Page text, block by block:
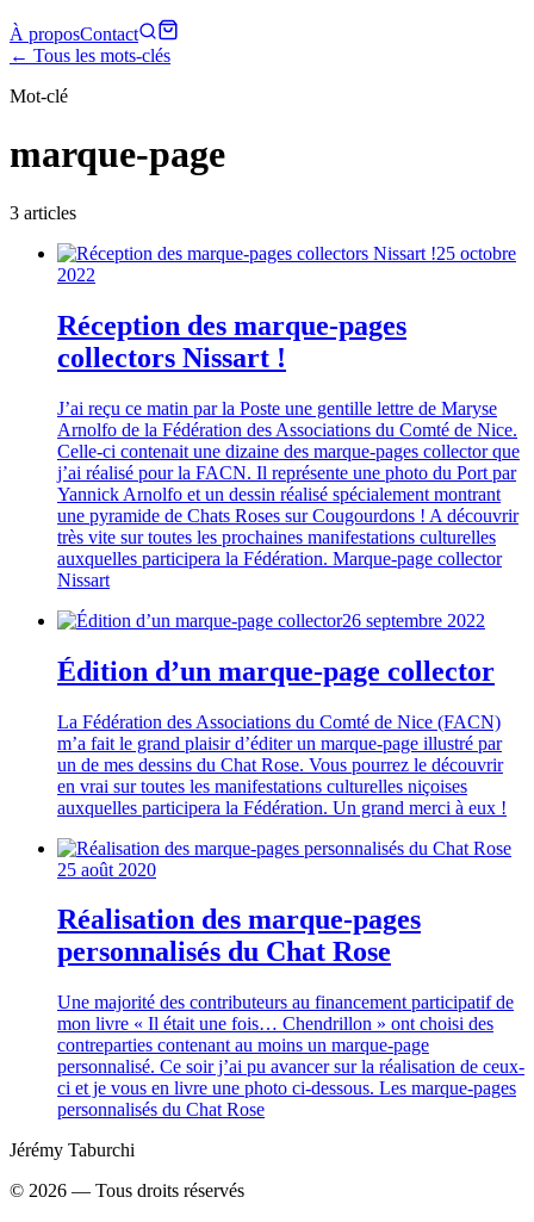
À proposContact
← Tous les mots-clés
Mot-clé
marque-page
3 articles
25 octobre
2022
Réception des marque-pages
collectors Nissart !
J’ai reçu ce matin par la Poste une gentille lettre de Maryse
Arnolfo de la Fédération des Associations du Comté de Nice.
Celle-ci contenait une dizaine des marque-pages collector que
j’ai réalisé pour la FACN. Il représente une photo du Port par
Yannick Arnolfo et un dessin réalisé spécialement montrant
une pyramide de Chats Roses sur Cougourdons ! A découvrir
très vite sur toutes les prochaines manifestations culturelles
auxquelles participera la Fédération. Marque-page collector
Nissart
26 septembre 2022
Édition d’un marque-page collector
La Fédération des Associations du Comté de Nice (FACN)
m’a fait le grand plaisir d’éditer un marque-page illustré par
un de mes dessins du Chat Rose. Vous pourrez le découvrir
en vrai sur toutes les manifestations culturelles niçoises
auxquelles participera la Fédération. Un grand merci à eux !
25 août 2020
Réalisation des marque-pages
personnalisés du Chat Rose
Une majorité des contributeurs au financement participatif de
mon livre « Il était une fois… Chendrillon » ont choisi des
contreparties contenant au moins un marque-page
personnalisé. Ce soir j’ai pu avancer sur la réalisation de ceux-
ci et je vous en livre une photo ci-dessous. Les marque-pages
personnalisés du Chat Rose
Jérémy Taburchi
© 2026 — Tous droits réservés